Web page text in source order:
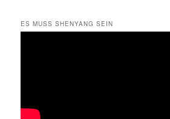
ES MUSS SHENYANG SEIN